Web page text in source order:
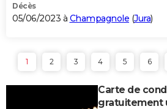
Décès
05/06/2023 à Champagnole (Jura)
1 2 3 4 5 6
Carte de
gratuitement